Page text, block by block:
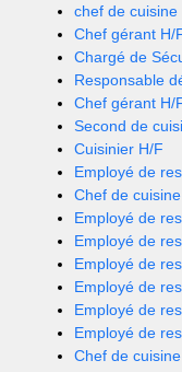
chef de cuisine
Chef gérant H/
Chargé de
Responsable
Chef gérant H/
Second de
Cuisinier H/F
Employé de
Chef de
Employé de
Employé de
Employé de
Employé de
Employé de
Employé de
Chef de